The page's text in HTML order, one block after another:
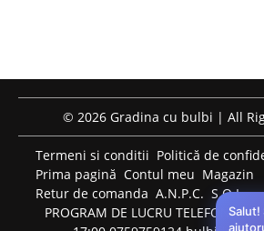
© 2026 Gradina cu bulbi | All
Termeni si conditii Politică de
Prima pagină Contul meu Magazin
Retur de comanda A.N.P.C. S.O.L.
PROGRAM DE LUCRU TELEFONIC:Salut!